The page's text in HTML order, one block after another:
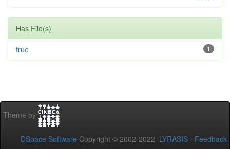
Has File(s)
1
true
Theme by
DSpace Software Copyright © 2002-2022 LYRASIS - Feedback